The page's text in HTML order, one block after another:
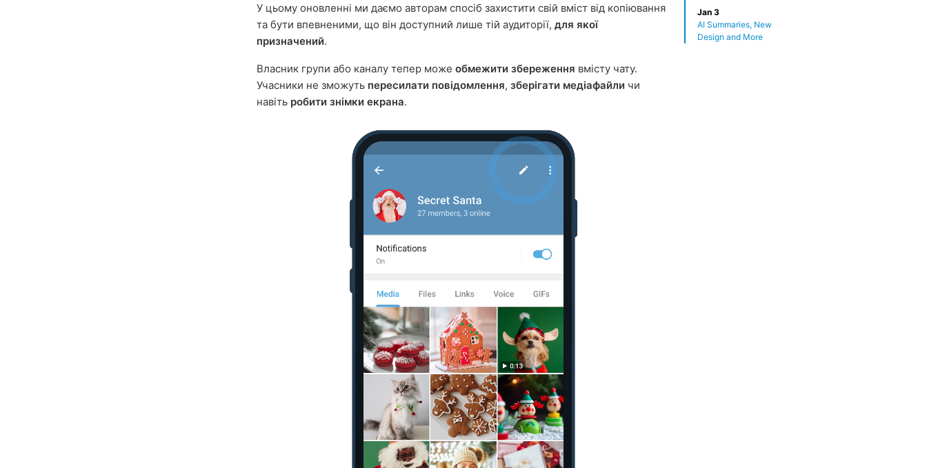
Jan 3
AI Summaries, New
Design and More
У цьому оновленні ми даємо авторам спосіб захистити свій вміст від копіювання
та бути впевненими, що він доступний лише тій аудиторії, для якої
призначений.
Власник групи або каналу тепер може обмежити збереження вмісту чату.
Учасники не зможуть пересилати повідомлення, зберігати медіафайли чи
навіть робити знімки екрана.